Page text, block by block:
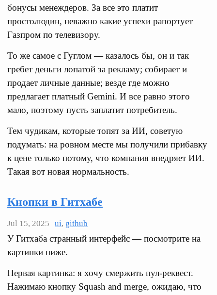
бонусы менеждеров. За все это платит
простолюдин, неважно какие успехи рапортует
Газпром по телевизору.
То же самое с Гуглом — казалось бы, он и так
гребет деньги лопатой за рекламу; собирает и
продает личные данные; везде где можно
предлагает платный Gemini. И все равно этого
мало, поэтому пусть заплатит потребитель.
Тем чудикам, которые топят за ИИ, советую
подумать: на ровном месте мы получили прибавку
к цене только потому, что компания внедряет ИИ.
Такая вот новая нормальность.
Кнопки в Гитхабе
Jul 15, 2025 ui, github
У Гитхаба странный интерфейс — посмотрите на
картинки ниже.
Первая картинка: я хочу смержить пул-реквест.
Нажимаю кнопку Squash and merge, ожидаю, что